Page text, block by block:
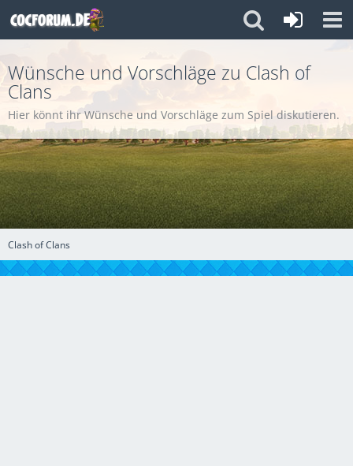
Clash of Clans
Wünsche und Vorschläge zu Clash of
Clans
Hier könnt ihr Wünsche und Vorschläge zum Spiel diskutieren.